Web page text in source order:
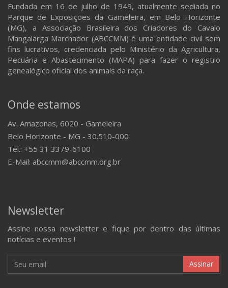
Fundada em 16 de julho de 1949, atualmente sediada no
Parque de Exposições da Gameleira, em Belo Horizonte
(MG), a Associação Brasileira dos Criadores do Cavalo
Mangalarga Marchador (ABCCMM) é uma entidade civil sem
fins lucrativos, credenciada pelo Ministério da Agricultura,
Pecuária e Abastecimento (MAPA) para fazer o registro
genealógico oficial dos animais da raça.
Onde estamos
Av. Amazonas, 6020 - Gameleira
Belo Horizonte - MG - 30.510-000
Tel.: +55 31 3379-6100
E-Mail: abccmm@abccmm.org.br
Newsletter
Assine nossa newsletter e fique por dentro das últimas
notícias e eventos !
Assinar